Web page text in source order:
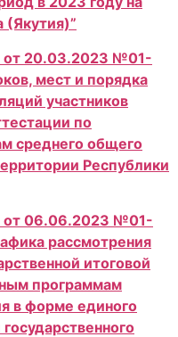
(Якутия)”
от 20.03.2023 №01-
мест и порядка
участников
по
среднего общего
Республики
от 06.06.2023 №01-
рассмотрения
итоговой
программам
в форме единого